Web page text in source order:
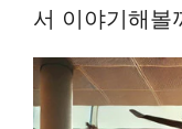
서 이야기해볼